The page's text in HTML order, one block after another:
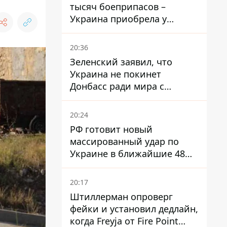
тысяч боеприпасов –
Украина приобрела у
Турции мощный пакет
вооружения
20:36
Зеленский заявил, что
Украина не покинет
Донбасс ради мира с
Россией
20:24
РФ готовит новый
массированный удар по
Украине в ближайшие 48
часов – разведка США
20:17
Штиллерман опроверг
фейки и установил дедлайн,
когда Freyja от Fire Point